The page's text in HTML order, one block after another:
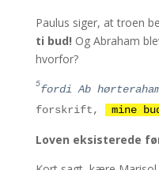
Paulus siger, at troen
ti bud! Og Abraham
hvorfor?
5fordi Ab hørte
forskrift,
mine
Loven eksisterede